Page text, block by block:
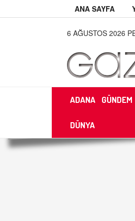
ANA SAYFA
6 AĞUSTOS 2026
ADANA GÜNDEM
DÜNYA